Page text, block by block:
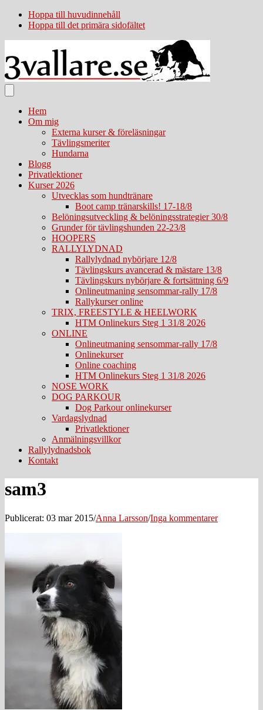
Hoppa till huvudinnehåll
Hoppa till det primära sidofältet
Hem
Om mig
Externa kurser & föreläsningar
Tävlingsmeriter
Hundarna
Blogg
Privatlektioner
Kurser 2026
Utvecklas som hundtränare
Boot camp tränarskills! 17-18/8
Belöningsutveckling & belöningsstrategier 30/8
Grunder för tävlingshunden 22-23/8
HOOPERS
RALLYLYDNAD
Rallylydnad nybörjare 12/8
Tävlingskurs avancerad & mästare 13/8
Tävlingskurs nybörjare & fortsättning 6/9
Onlineutmaning sensommar-rally 17/8
Rallykurser online
TRIX, FREESTYLE & HEELWORK
HTM Onlinekurs Steg 1 31/8 2026
ONLINE
Onlineutmaning sensommar-rally 17/8
Onlinekurser
Online coaching
HTM Onlinekurs Steg 1 31/8 2026
NOSE WORK
DOG PARKOUR
Dog Parkour onlinekurser
Vardagslydnad
Privatlektioner
Anmälningsvillkor
Rallylydnadsbok
Kontakt
sam3
Publicerat: 03 mar 2015/Anna Larsson/Inga kommentarer